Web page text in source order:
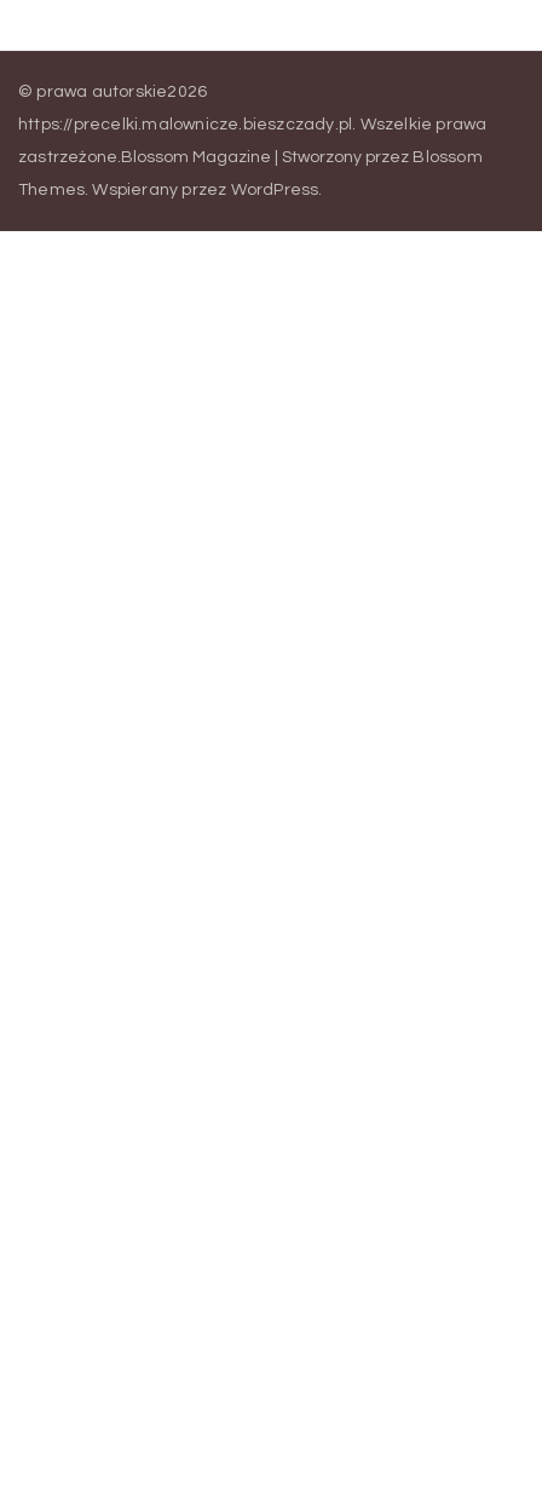
© prawa autorskie2026
https://precelki.malownicze.bieszczady.pl . Wszelkie prawa
zastrzeżone. Blossom Magazine | Stworzony przez Blossom
Themes. Wspierany przez WordPress.